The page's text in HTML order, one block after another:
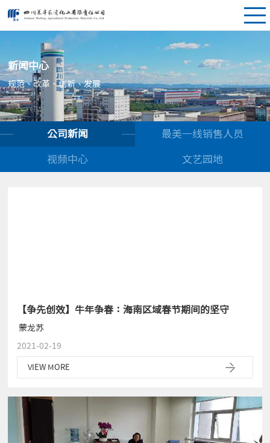
新闻中心
规范、改革、创新、发展
公司新闻 最美一线销售人员
视频中心 文艺园地
【争先创效】牛年争春：海南区域春节期间的坚守
​ 蒙龙苏
2021-02-19
VIEW MORE